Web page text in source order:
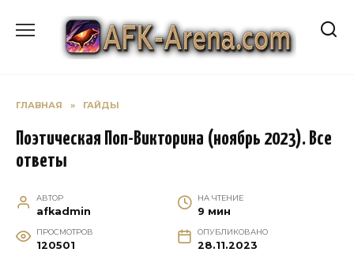
содержанию
ГЛАВНАЯ » ГАЙДЫ
Поэтическая Поп-Викторина (ноябрь 2023). Все
ответы
АВТОР
afkadmin
НА ЧТЕНИЕ
9 мин
ПРОСМОТРОВ
120501
ОПУБЛИКОВАНО
28.11.2023